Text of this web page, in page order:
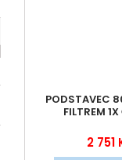
PODSTAVEC
FILTREM
2 751